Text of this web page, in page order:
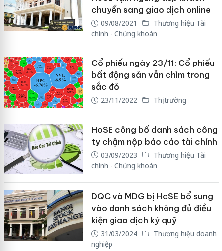
chuyển sang giao dịch online
09/08/2021
Thương hiệu Tài
chính - Chứng khoán
Cổ phiếu ngày 23/11: Cổ phiếu
bất động sản vẫn chìm trong
sắc đỏ
23/11/2022 Thị trường
HoSE công bố danh sách công
ty chậm nộp báo cáo tài chính
03/09/2023
Thương hiệu Tài
chính - Chứng khoán
DQC và MDG bị HoSE bổ sung
vào danh sách không đủ điều
kiện giao dịch ký quỹ
31/03/2024
Thương hiệu doanh
nghiệp